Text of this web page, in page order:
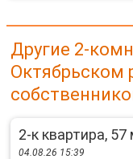
Другие 2-
Октябрьском
2-к квартира, 57
04.08.26 15:39